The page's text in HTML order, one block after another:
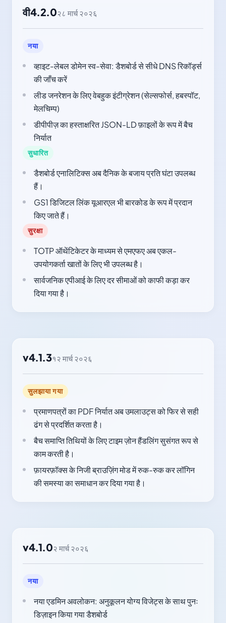
वी4.2.0२८ मार्च २०२६
नया
व्हाइट-लेबल डोमेन स्व-सेवा: डैशबोर्ड से सीधे DNS रिकॉर्ड्स
की जाँच करें
लीड जनरेशन के लिए वेबहुक इंटीग्रेशन (सेल्सफोर्स, हबस्पॉट,
मेलचिम्प)
डीपीपीज़ का हस्ताक्षरित JSON-LD फ़ाइलों के रूप में बैच
निर्यात
सुधारित
डैशबोर्ड एनालिटिक्स अब दैनिक के बजाय प्रति घंटा उपलब्ध
हैं।
GS1 डिजिटल लिंक यूआरएल भी बारकोड के रूप में प्रदान
किए जाते हैं।
सुरक्षा
TOTP ऑथेंटिकेटर के माध्यम से एमएफए अब एकल-
उपयोगकर्ता खातों के लिए भी उपलब्ध है।
सार्वजनिक एपीआई के लिए दर सीमाओं को काफी कड़ा कर
दिया गया है।
v4.1.3१२ मार्च २०२६
सुलझाया गया
प्रमाणपत्रों का PDF निर्यात अब उमलाउट्स को फिर से सही
ढंग से प्रदर्शित करता है।
बैच समाप्ति तिथियों के लिए टाइम ज़ोन हैंडलिंग सुसंगत रूप से
काम करती है।
फ़ायरफ़ॉक्स के निजी ब्राउज़िंग मोड में रुक-रुक कर लॉगिन
की समस्या का समाधान कर दिया गया है।
v4.1.0२ मार्च २०२६
नया
नया एडमिन अवलोकन: अनुकूलन योग्य विजेट्स के साथ पुनः
डिज़ाइन किया गया डैशबोर्ड